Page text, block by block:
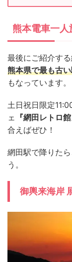
熊本電車一
最後にご紹介す
熊本県で最も古
もなっています。
土日祝日限定
ェ 『網田レトロ館
合えばぜひ！
網田駅で降りたら
う。
御輿来海岸